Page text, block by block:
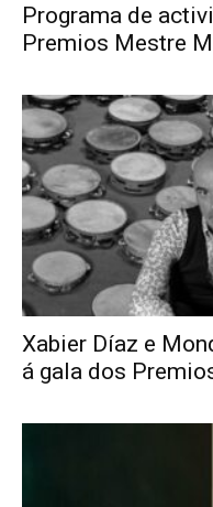
Programa de
Premios Mestre
Xabier Díaz e
á gala dos